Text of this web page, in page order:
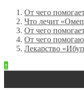
От чего
Что лечит
От чего
От чего
Лекарство
↑